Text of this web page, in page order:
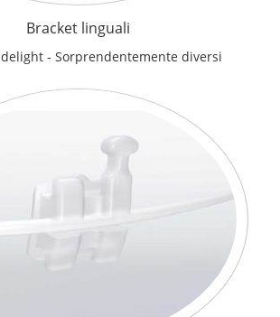
Bracket linguali
delight - Sorprendentemente diversi